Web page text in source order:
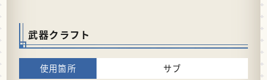
武器クラフト
サブ